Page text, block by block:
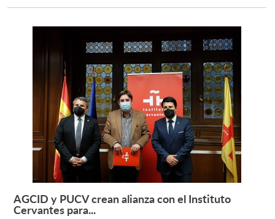
Leer más +
AGCID y PUCV crean alianza con el Instituto
Cervantes para...